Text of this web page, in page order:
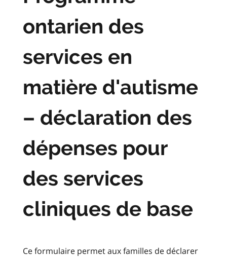
ontarien des
services en
matière d'autisme
– déclaration des
dépenses pour
des services
cliniques de base
Ce formulaire permet aux familles de déclarer